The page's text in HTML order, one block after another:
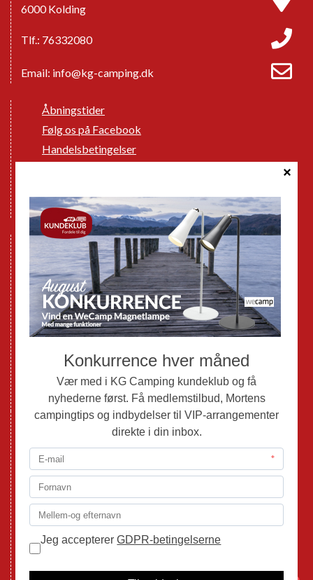
6000 Kolding
Tlf.: 76332080
Email: info@kg-camping.dk
Åbningstider
Følg os på Facebook
Handelsbetingelser
GPDR - Optagelse af foto og video
Nye Campingvogne
Nye Autocampere og Vans
Brugte Campingvogne
Brugte Autocampere og Vans
Webshop
Mortens Campingtips
KG Camping Kundeklub
Nyheder
Adria
Adria Autocampere
Eriba
Fendt
Hobby
Randger Van